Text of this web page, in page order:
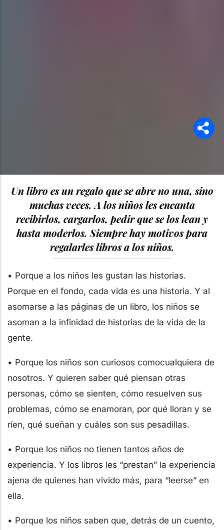
Un libro es un regalo que se abre no una, sino
muchas veces. A los niños les encanta
recibirlos, cargarlos, pedir que se los lean y
hasta moderlos. Siempre hay motivos para
regalarles libros a los niños.
• Porque a los niños les gustan las historias.
Porque en el fondo, cada vida es una historia. Y al
asomarse a las páginas de un libro, los niños se
asoman a la infinidad de historias de la vida de la
gente.
• Porque los niños son curiosos comocualquiera de
nosotros. Y quieren saber qué piensan otras
personas, cómo se sienten, cómo resuelven sus
problemas, cómo se enamoran, por qué lloran y se
ríen, qué sueñan y cuáles son sus pesadillas.
• Porque los niños no tienen tantos años de
experiencia. Y los libros les “prestan” la experiencia
ajena de quienes han vivido más, para “leerse” en
ella.
• Porque los niños saben que, detrás de un cuento,